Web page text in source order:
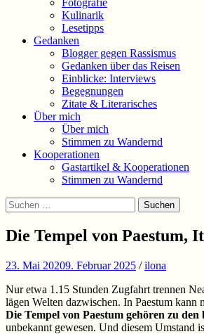
Kulinarik
Lesetipps
Gedanken
Blogger gegen Rassismus
Gedanken über das Reisen
Einblicke: Interviews
Begegnungen
Zitate & Literarisches
Über mich
Über mich
Stimmen zu Wandernd
Kooperationen
Gastartikel & Kooperationen
Stimmen zu Wandernd
Suchen
Suchen
nach:
Die Tempel von Paestum,
23. Mai 20209. Februar 2025 /ilona
Nur etwa 1.15 Stunden Zugfahrt trennen
lägen Welten dazwischen. In Paestum
Die Tempel von Paestum gehören zu
unbekannt gewesen. Und diesem Umstand